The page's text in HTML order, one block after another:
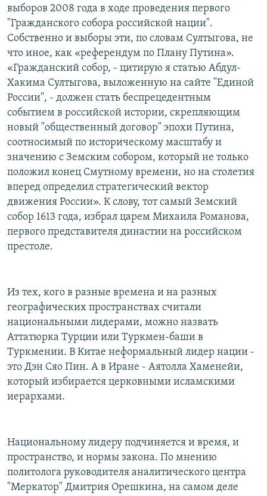
выборов 2008 года в ходе проведения первого
"Гражданского собора российской нации".
Собственно и выборы эти, по словам Султыгова, не
что иное, как «референдум по Плану Путина».
«Гражданский собор, - цитирую я статью Абдул-
Хакима Султыгова, выложенную на сайте "Единой
России", - должен стать беспрецедентным
событием в российской истории, скрепляющим
новый "общественный договор" эпохи Путина,
соотносимый по историческому масштабу и
значению с Земским собором, который не только
положил конец Смутному времени, но на столетия
вперед определил стратегический вектор
движения России». К слову, тот самый Земский
собор 1613 года, избрал царем Михаила Романова,
первого представителя династии на российском
престоле.
Из тех, кого в разные времена и на разных
географических пространствах считали
национальными лидерами, можно назвать
Аттатюрка Турции или Туркмен-баши в
Туркмении. В Китае неформальный лидер нации -
это Дэн Сяо Пин. А в Иране - Аятолла Хаменейи,
который избирается церковными исламскими
иерархами.
Национальному лидеру подчиняется и время, и
пространство, и нормы закона. По мнению
политолога руководителя аналитического центра
"Меркатор" Дмитрия Орешкина, на самом деле